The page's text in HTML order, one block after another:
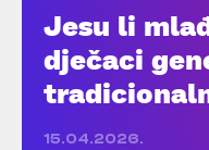
Jesu li
dječaci
15.04.2026.